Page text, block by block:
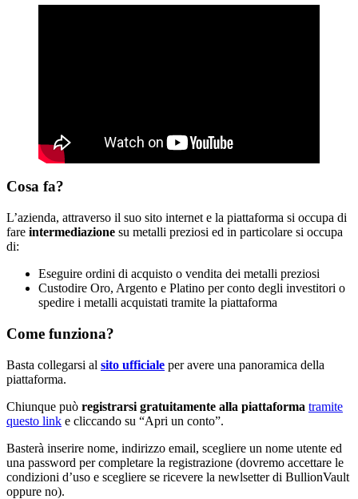
Cosa fa?
L’azienda, attraverso il suo sito internet e la piattaforma si occupa di
fare intermediazione su metalli preziosi ed in particolare si occupa
di:
Eseguire ordini di acquisto o vendita dei metalli preziosi
Custodire Oro, Argento e Platino per conto degli investitori o
spedire i metalli acquistati tramite la piattaforma
Come funziona?
Basta collegarsi al sito ufficiale per avere una panoramica della
piattaforma.
Chiunque può registrarsi gratuitamente alla piattaforma tramite
questo link e cliccando su “Apri un conto”.
Basterà inserire nome, indirizzo email, scegliere un nome utente ed
una password per completare la registrazione (dovremo accettare le
condizioni d’uso e scegliere se ricevere la newlsetter di BullionVault
oppure no).